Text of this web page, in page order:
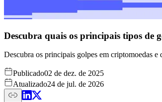
Descubra quais os principais tipos de
Descubra os principais golpes em criptomoedas e
Publicado02 de dez. de 2025
Atualizado24 de jul. de 2026